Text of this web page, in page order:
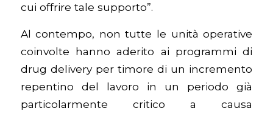
cui offrire tale supporto”.
Al contempo, non tutte le unità operative
coinvolte hanno aderito ai programmi di
drug delivery per timore di un incremento
repentino del lavoro in un periodo già
particolarmente critico a causa